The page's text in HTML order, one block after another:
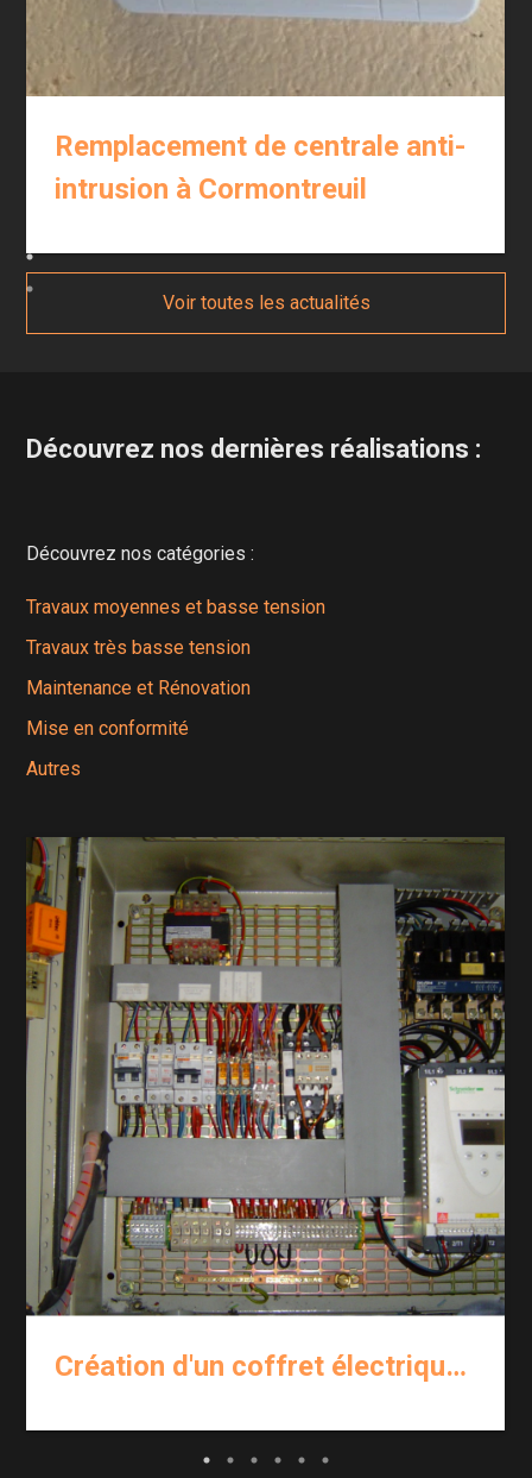
Remplacement de centrale anti-
intrusion à Cormontreuil
Voir toutes les actualités
Découvrez nos dernières réalisations :
Découvrez nos catégories :
Travaux moyennes et basse tension
Travaux très basse tension
Maintenance et Rénovation
Mise en conformité
Autres
Création d'un coffret électrique pour une industrie à Reims